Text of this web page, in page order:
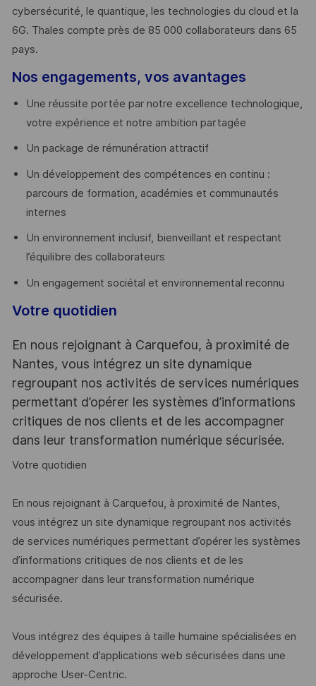
cybersécurité, le quantique, les technologies du cloud et la
6G. Thales compte près de 85 000 collaborateurs dans 65
pays. ​
Nos engagements, vos avantages
Une réussite portée par notre excellence technologique,
votre expérience et notre ambition partagée
Un package de rémunération attractif
Un développement des compétences en continu :
parcours de formation, académies et communautés
internes
Un environnement inclusif, bienveillant et respectant
l’équilibre des collaborateurs
Un engagement sociétal et environnemental reconnu
Votre quotidien
En nous rejoignant à Carquefou, à proximité de
Nantes, vous intégrez un site dynamique
regroupant nos activités de services numériques
permettant d’opérer les systèmes d’informations
critiques de nos clients et de les accompagner
dans leur transformation numérique sécurisée.
Votre quotidien
En nous rejoignant à Carquefou, à proximité de Nantes,
vous intégrez un site dynamique regroupant nos activités
de services numériques permettant d’opérer les systèmes
d’informations critiques de nos clients et de les
accompagner dans leur transformation numérique
sécurisée.
Vous intégrez des équipes à taille humaine spécialisées en
développement d’applications web sécurisées dans une
approche User-Centric.